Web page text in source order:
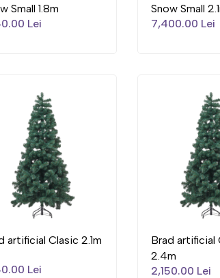
Small 1.8m
Lei
Snow Small
7,400.00 Lei
artificial Clasic 2.1m
Lei
Brad artificial
2.4m
2,150.00 Lei